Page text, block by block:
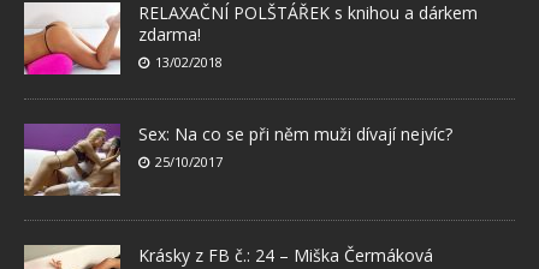
RELAXAČNÍ POLŠTÁŘEK s knihou a dárkem
zdarma!
13/02/2018
Sex: Na co se při něm muži dívají nejvíc?
25/10/2017
Krásky z FB č.: 24 – Miška Čermáková